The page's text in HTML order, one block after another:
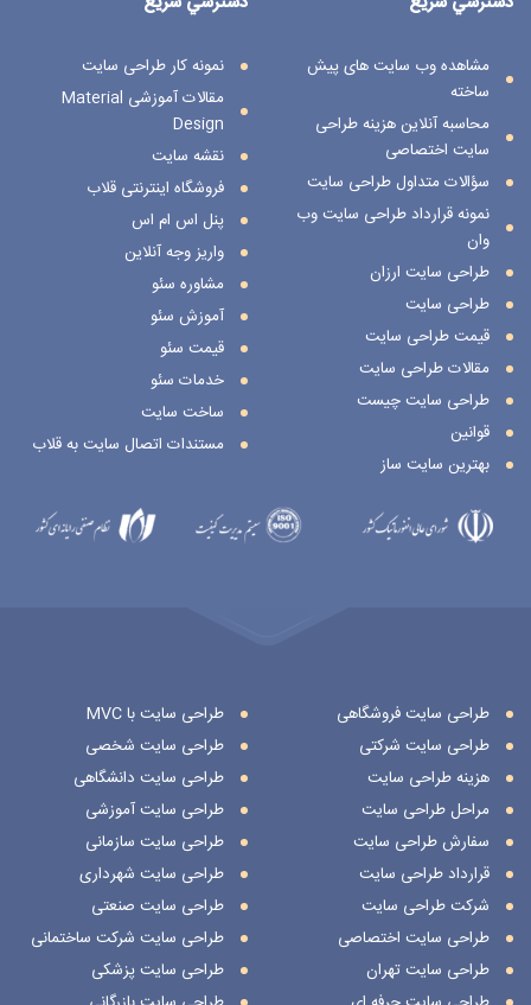
نمونه کار طراحی سایت
مقالات آموزشی Material
Design
نقشه سایت
فروشگاه اینترنتی قلاب
پنل اس ام اس
واریز وجه آنلاین
مشاوره سئو
آموزش سئو
قیمت سئو
خدمات سئو
ساخت سایت
مستندات اتصال سایت به قلاب
مشاهده وب سایت های پیش
ساخته
محاسبه آنلاین هزینه طراحی
سایت اختصاصی
سؤالات متداول طراحی سایت
نمونه قرارداد طراحی سایت وب
وان
طراحی سایت ارزان
طراحی سایت
قیمت طراحی سایت
مقالات طراحی سایت
طراحی سایت چیست
قوانین
بهترین سایت ساز
طراحی سایت فروشگاهی
طراحی سایت شرکتی
هزینه طراحی سایت
مراحل طراحی سایت
سفارش طراحی سایت
قرارداد طراحی سایت
شرکت طراحی سایت
طراحی سایت اختصاصی
طراحی سایت تهران
طراحی سایت با MVC
طراحی سایت شخصی
طراحی سایت دانشگاهی
طراحی سایت آموزشی
طراحی سایت سازمانی
طراحی سایت شهرداری
طراحی سایت صنعتی
طراحی سایت شرکت ساختمانی
طراحی سایت پزشکی